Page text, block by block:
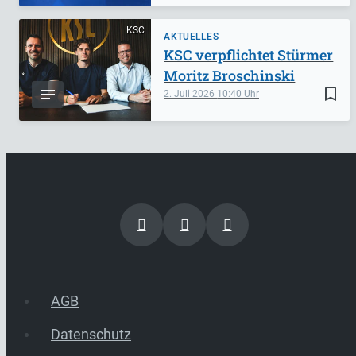
KSC
AKTUELLES
bookmark_border
2. Juli 2026 10:40
KSC verpflichtet Stürmer
Moritz Broschinski
AGB
Datenschutz